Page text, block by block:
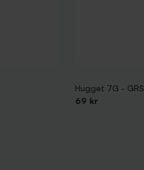
Hugget 7G - GRS
69 kr